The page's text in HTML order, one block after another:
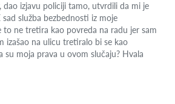
dao izjavu policiji tamo, utvrdili da mi je
služba bezbednosti iz moje
to ne tretira kao povreda na radu jer sam
izašao na ulicu tretiralo bi se kao
su moja prava u ovom slučaju? Hvala